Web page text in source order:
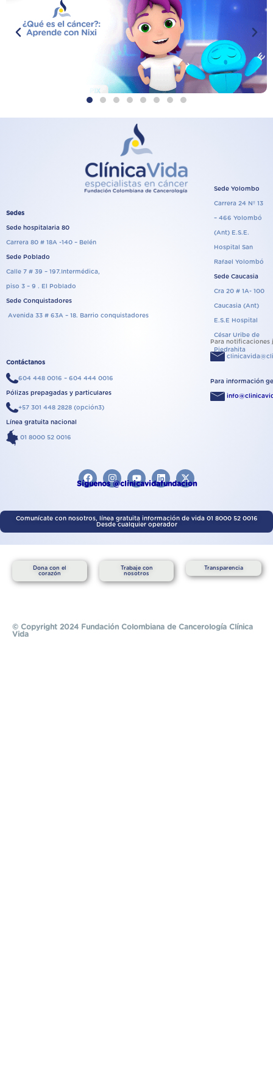
Sedes
Sede hospitalaria 80
Carrera 80 # 18A -140 – Belén
Sede Poblado
Calle 7 # 39 – 197.Intermédica,
piso 3 – 9 . El Poblado
Sede Conquistadores
Avenida 33 # 63A – 18. Barrio conquistadores
Sede Yolombo
Carrera 24 Nº 13
– 466 Yolombó
(Ant) E.S.E.
Hospital San
Rafael Yolombó
Sede Caucasia
Cra 20 # 1A- 100
Caucasia (Ant)
E.S.E Hospital
César Uribe de
Piedrahita
Contáctanos
604 448 0016 – 604 444 0016
Pólizas prepagadas y particulares
+57 301 448 2828 (opción3)
Línea gratuita nacional
01 8000 52 0016
Para notificaciones
Para información
F
a
c
b
o
I
n
s
a
g
r
m
Y
o
u
u
b
e
L
i
n
e
d
i
X
-
t
i
t
r
Síguenos @clinicavidafundacion
Comunícate con nosotros, línea gratuita información de vida 01 8000 52 0016
Desde cualquier operador
Dona con el
corazón
Trabaje con
nosotros
Transparencia
© Copyright 2024 Fundación Colombiana de Cancerología Clínica
Vida